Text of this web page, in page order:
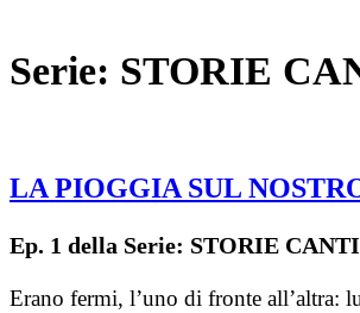
Serie: STORIE
LA PIOGGIA SUL
Ep. 1 della Serie: STORIE
Erano fermi, l’uno di fronte all’altra: